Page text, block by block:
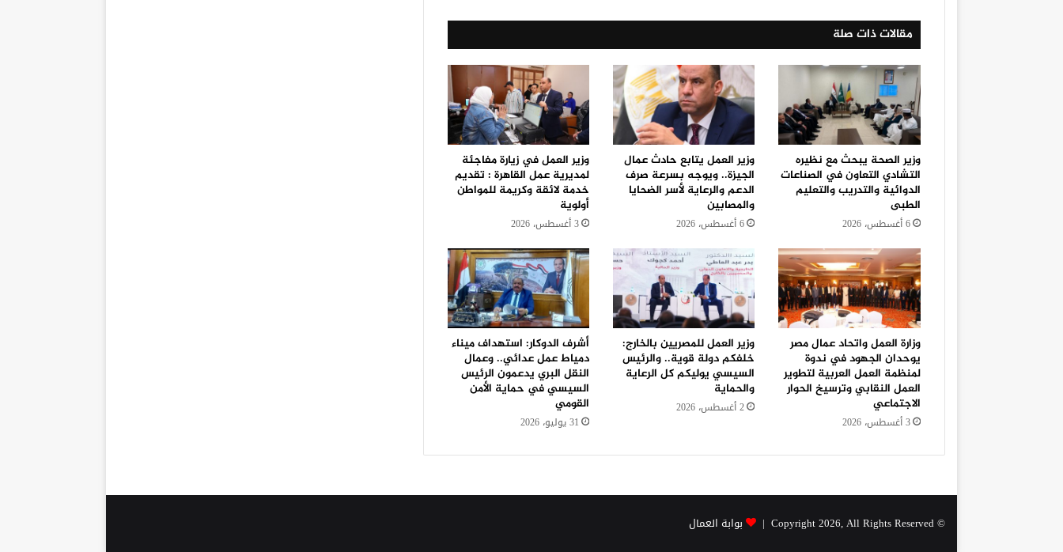
مقالات ذات صلة
وزير الصحة يبحث مع نظيره
التشادي التعاون في الصناعات
الدوائية والتدريب والتعليم
الطبى
6 أغسطس، 2026
وزير العمل يتابع حادث عمال
الجيزة.. ويوجه بسرعة صرف
الدعم والرعاية لأسر الضحايا
والمصابين
6 أغسطس، 2026
وزير العمل في زيارة مفاجئة
لمديرية عمل القاهرة : تقديم
خدمة لائقة وكريمة للمواطن
أولوية
3 أغسطس، 2026
وزارة العمل واتحاد عمال مصر
يوحدان الجهود في ندوة
لمنظمة العمل العربية لتطوير
العمل النقابي وترسيخ الحوار
الاجتماعي
3 أغسطس، 2026
وزير العمل للمصريين بالخارج:
خلفكم دولة قوية.. والرئيس
السيسي يوليكم كل الرعاية
والحماية
2 أغسطس، 2026
أشرف الدوكار: استهداف ميناء
دمياط عمل عدائي.. وعمال
النقل البري يدعمون الرئيس
السيسي في حماية الأمن
القومي
31 يوليو، 2026
© Copyright 2026, All Rights Reserved | بوابة العمال